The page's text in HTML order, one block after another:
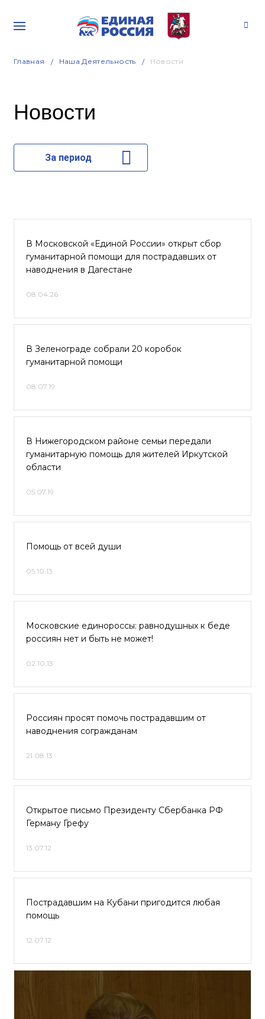
Главная Наша Деятельность Новости
Новости
За период
В Московской «Единой России» открыт сбор
гуманитарной помощи для пострадавших от
наводнения в Дагестане
08.04.26
В Зеленограде собрали 20 коробок
гуманитарной помощи
08.07.19
В Нижегородском районе семьи передали
гуманитарную помощь для жителей Иркутской
области
05.07.19
Помощь от всей души
05.10.13
Московские единороссы: равнодушных к беде
россиян нет и быть не может!
02.10.13
Россиян просят помочь пострадавшим от
наводнения согражданам
21.08.13
Открытое письмо Президенту Сбербанка РФ
Герману Грефу
13.07.12
Пострадавшим на Кубани пригодится любая
помощь
12.07.12